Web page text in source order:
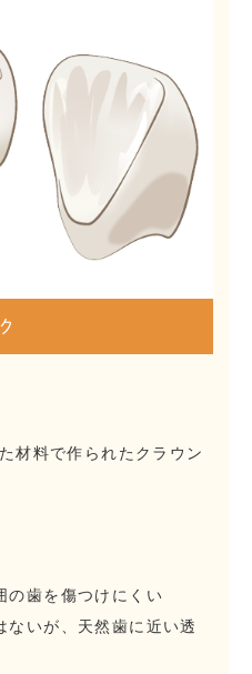
材料で作られたクラウン
の歯を傷つけにくい
ないが、天然歯に近い透